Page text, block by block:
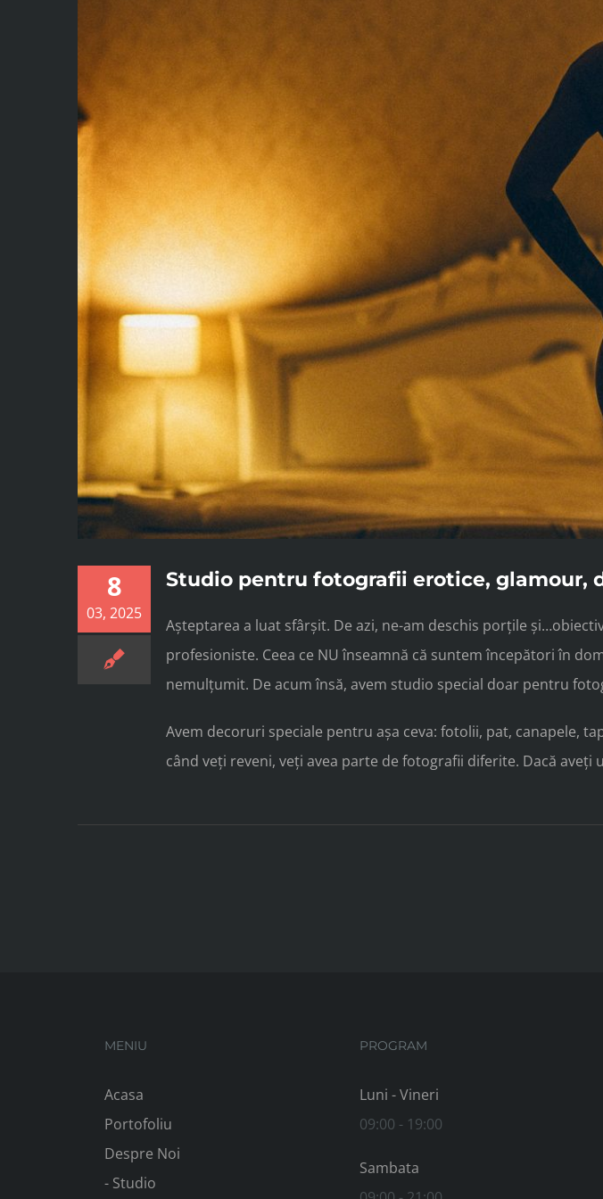
8
03, 2025
Studio pentru fotografii erotice, glamour,
Așteptarea a luat sfârșit. De azi, ne-am deschis porțile
profesioniste. Ceea ce NU înseamnă că suntem începători în
nemulțumit. De acum însă, avem studio special doar pentru
Avem decoruri speciale pentru așa ceva: fotolii, pat, canapele,
când veți reveni, veți avea parte de fotografii diferite. Dacă
MENIU
Acasa
Portofoliu
Despre Noi
- Studio
PROGRAM
Luni - Vineri
09:00 - 19:00
Sambata